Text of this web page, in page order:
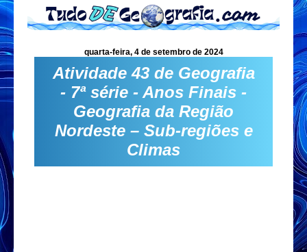
quarta-feira, 4 de setembro de 2024
Atividade 43 de Geografia
- 7ª série - Anos Finais -
Geografia da Região
Nordeste – Sub-regiões e
Climas